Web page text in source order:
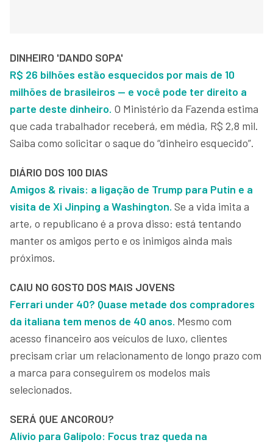
DINHEIRO 'DANDO SOPA'
R$ 26 bilhões estão esquecidos por mais de 10
milhões de brasileiros — e você pode ter direito a
parte deste dinheiro. O Ministério da Fazenda estima
que cada trabalhador receberá, em média, R$ 2,8 mil.
Saiba como solicitar o saque do “dinheiro esquecido”.
DIÁRIO DOS 100 DIAS
Amigos & rivais: a ligação de Trump para Putin e a
visita de Xi Jinping a Washington. Se a vida imita a
arte, o republicano é a prova disso: está tentando
manter os amigos perto e os inimigos ainda mais
próximos.
CAIU NO GOSTO DOS MAIS JOVENS
Ferrari under 40? Quase metade dos compradores
da italiana tem menos de 40 anos. Mesmo com
acesso financeiro aos veículos de luxo, clientes
precisam criar um relacionamento de longo prazo com
a marca para conseguirem os modelos mais
selecionados.
SERÁ QUE ANCOROU?
Alívio para Galípolo: Focus traz queda na